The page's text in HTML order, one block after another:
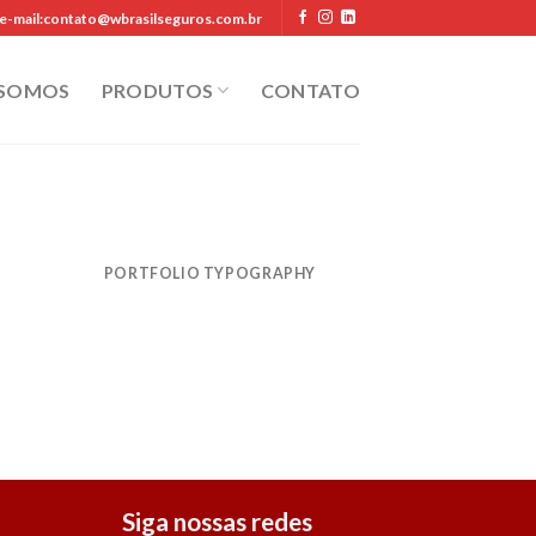
e-mail:contato@wbrasilseguros.com.br
PRODUTOS CONTATO
PORTFOLIO TYPOGRAPHY
Siga nossas redes